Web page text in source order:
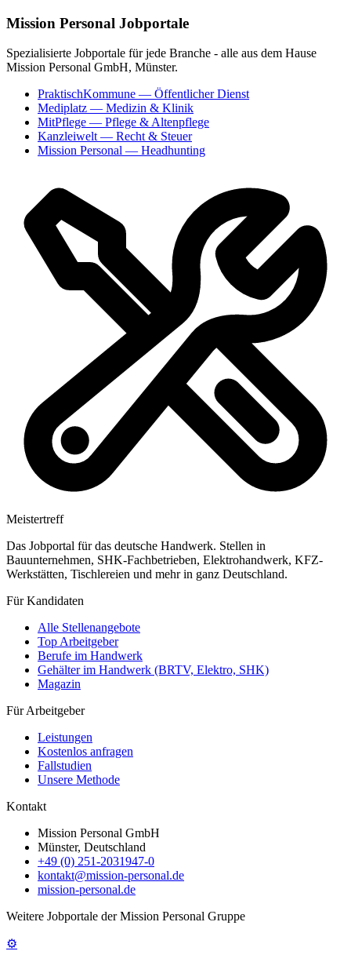
Mission Personal Jobportale
Spezialisierte Jobportale für jede Branche - alle aus dem Hause
Mission Personal GmbH, Münster.
PraktischKommune — Öffentlicher Dienst
Mediplatz — Medizin & Klinik
MitPflege — Pflege & Altenpflege
Kanzleiwelt— Recht & Steuer
Mission Personal — Headhunting
Meistertreff
Das Jobportal für das deutsche Handwerk. Stellen in
Bauunternehmen, SHK-Fachbetrieben, Elektrohandwerk, KFZ-
Werkstätten, Tischlereien und mehr in ganz Deutschland.
Für Kandidaten
Alle Stellenangebote
Top Arbeitgeber
Berufe im Handwerk
Gehälter im Handwerk (BRTV, Elektro, SHK)
Magazin
Für Arbeitgeber
Leistungen
Kostenlos anfragen
Fallstudien
Unsere Methode
Kontakt
Mission Personal GmbH
Münster, Deutschland
+49 (0) 251-2031947-0
kontakt@mission-personal.de
mission-personal.de
Weitere Jobportale der Mission Personal Gruppe
⚙